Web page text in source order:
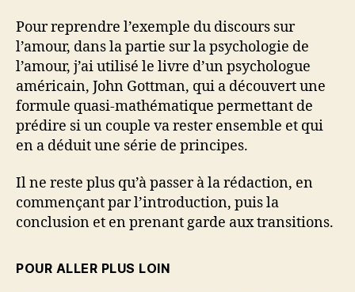
Pour reprendre l’exemple du discours sur
l’amour, dans la partie sur la psychologie de
l’amour, j’ai utilisé le livre d’un psychologue
américain, John Gottman, qui a découvert une
formule quasi-mathématique permettant de
prédire si un couple va rester ensemble et qui
en a déduit une série de principes.
Il ne reste plus qu’à passer à la rédaction, en
commençant par l’introduction, puis la
conclusion et en prenant garde aux transitions.
POUR ALLER PLUS LOIN